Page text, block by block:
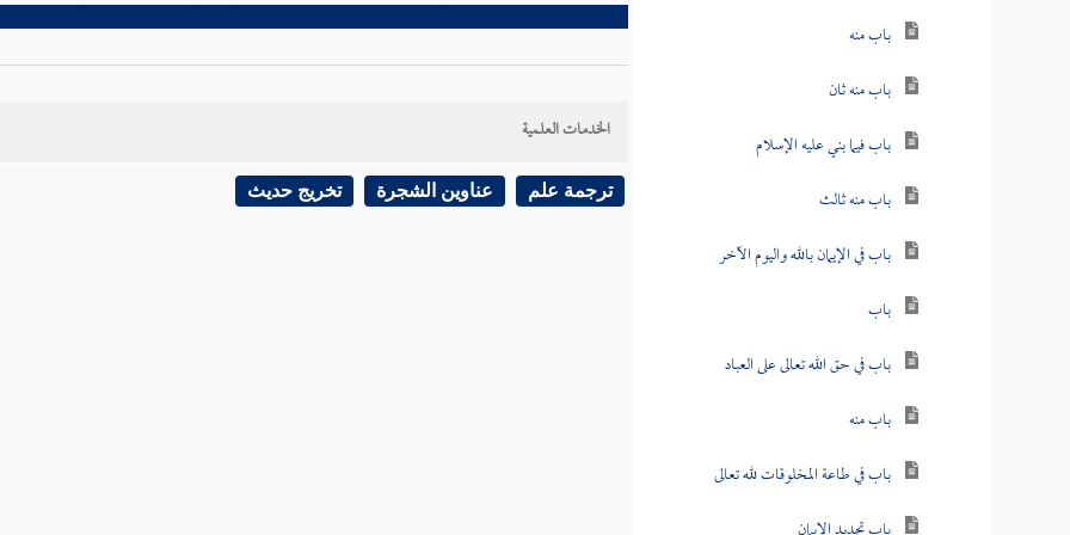
باب منه
باب منه ثان
باب فيما بني عليه الإسلام
باب منه ثالث
باب في الإيمان بالله واليوم الآخر
باب
باب في حق الله تعالى على العباد
باب منه
باب في طاعة المخلوقات لله تعالى
الخدمات العلمية
ترجمة علم عناوين الشجرة تخريج حديث